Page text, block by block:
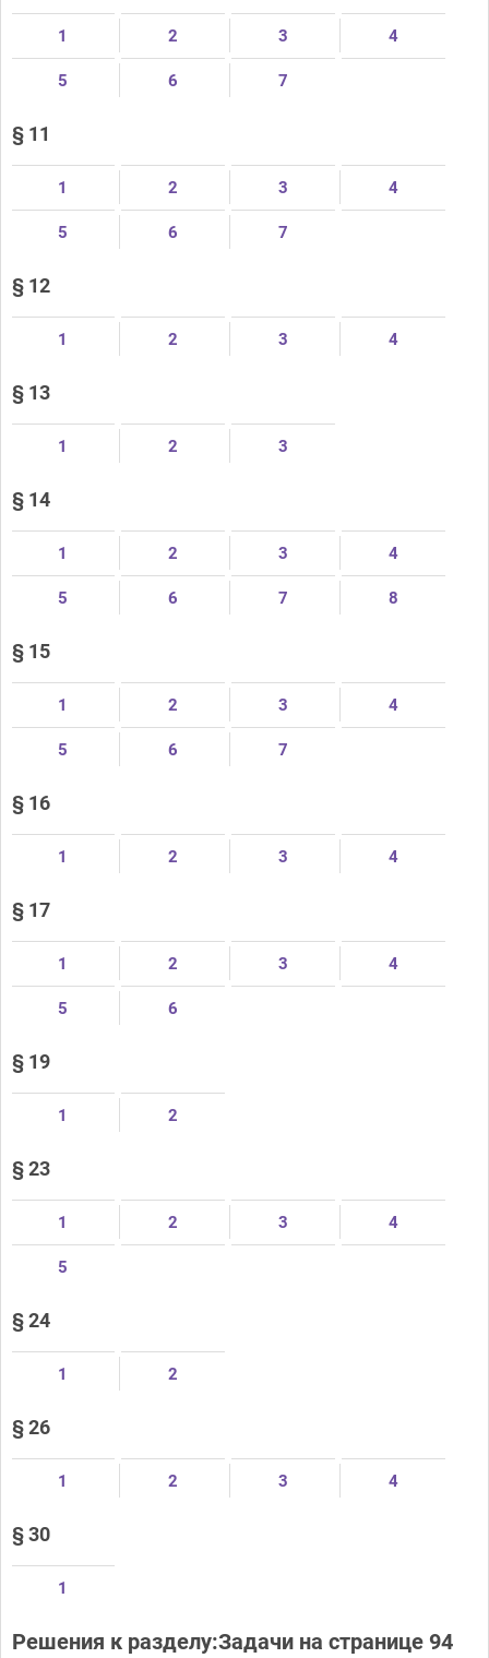
1 2 3 4
5 6 7
§ 11
1 2 3 4
5 6 7
§ 12
1 2 3 4
§ 13
1 2 3
§ 14
1 2 3 4
5 6 7 8
§ 15
1 2 3 4
5 6 7
§ 16
1 2 3 4
§ 17
1 2 3 4
5 6
§ 19
1 2
§ 23
1 2 3 4
5
§ 24
1 2
§ 26
1 2 3 4
§ 30
1
Решения к разделу:Задачи на странице 94